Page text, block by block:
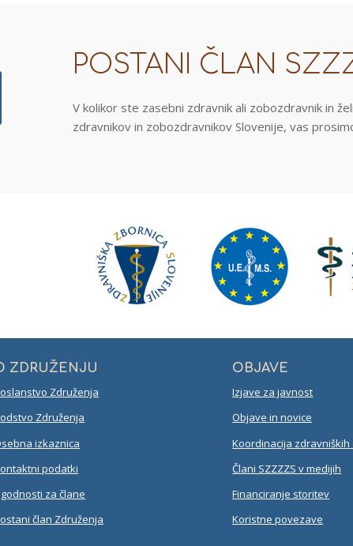
POSTANI ČLAN
V kolikor ste zasebni zdravnik ali zobozdravnik in
zdravnikov in zobozdravnikov Slovenije, vas
ZDRUŽENJU
Združenja
Združenja
izkaznica
podatki
za člane
član Združenja
OBJAVE
Izjave za javnost
Objave in novice
Koordinacija zdravniških
Člani SZZZZS v medijih
Financiranje storitev
Koristne povezave